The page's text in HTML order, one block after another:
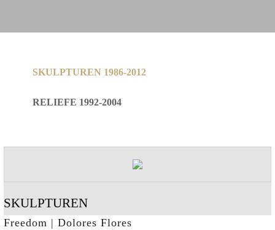
SKULPTUREN 1986-2012
RELIEFE 1992-2004
SKULPTUREN
Freedom | Dolores Flores